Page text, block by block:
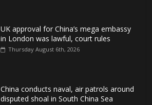
UK approval for China’s mega embassy
in London was lawful, court rules
Thursday August 6th, 2026
China conducts naval, air patrols around
disputed shoal in South China Sea